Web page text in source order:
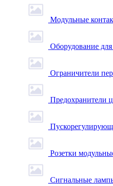
Модульные
Оборудование для
Ограничители
Предохранители
Розетки
Сигнальные